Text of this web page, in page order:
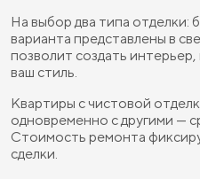
На выбор два типа отделки:
варианта представлены в
позволит создать
ваш стиль.
Квартиры с чистовой
одновременно с другими —
Стоимость ремонта
сделки.